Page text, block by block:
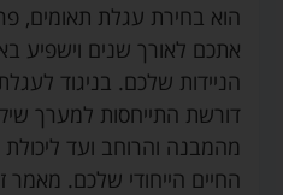
הוא בחירת עגלת תאומים,
אתכם לאורך שנים וישפיע
הניידות שלכם. בניגוד
דורשת התייחסות למערך
מהמבנה והרוחב ועד
החיים הייחודי שלכם.